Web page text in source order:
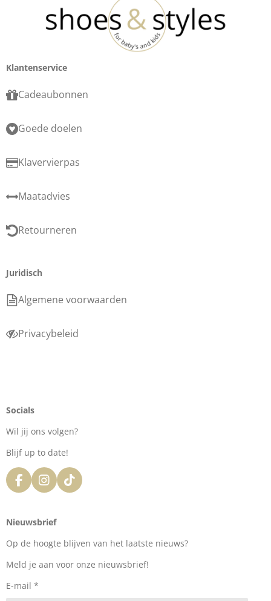
Klantenservice
Cadeaubonnen
Goede doelen
Klavervierpas
Maatadvies
Retourneren
Juridisch
Algemene voorwaarden
Privacybeleid
Socials
Wil jij ons volgen?
Blijf up to date!
F
a
e
o
k
I
n
t
g
a
T
i
k
Nieuwsbrief
Op de hoogte blijven van het laatste nieuws?
Meld je aan voor onze nieuwsbrief!
E-mail *